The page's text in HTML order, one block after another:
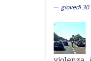
giovedì